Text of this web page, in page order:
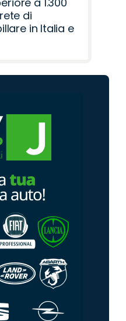
di
in Italia e